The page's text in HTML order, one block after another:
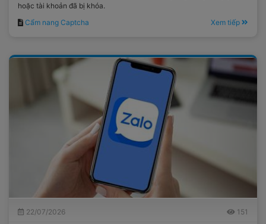
hoặc tài khoản đã bị khóa.
Cẩm nang Captcha
Xem tiếp
22/07/2026 151